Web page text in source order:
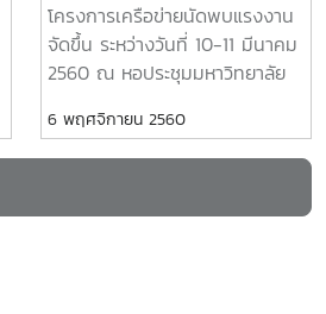
โครงการเครือข่ายนัดพบแรงงาน
จัดขึ้น ระหว่างวันที่ 10-11 มีนาคม
2560 ณ หอประชุมมหาวิทยาลัย
การว่างงาน การส่งเสริมการมี
งานทำ รวมถึงเป็นการสร้างเครือ
กำลังจะสำเร็จการศึกษาได้รับ
6 พฤศจิกายน 2560